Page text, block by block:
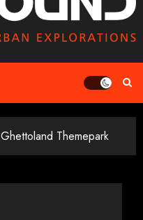
Ghettoland Themepark